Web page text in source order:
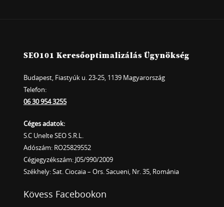
SEO101 Keresőoptimalizálás Ügynökség
Budapest, Fiastyúk u. 23-25, 1139 Magyarország
Telefon:
06 30 954 3255
Céges adatok:
S.C Unelte SEO S.R.L.
Adószám: RO25829552
Cégjegyzékszám: J05/990/2009
Székhely: Sat. Ciocaia – Ors. Sacueni, Nr. 35, Románia
Kövess Facebookon